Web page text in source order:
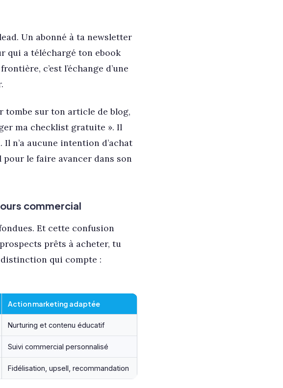
Un abonné à ta newsletter
qui a téléchargé ton ebook
c’est l’échange d’une
tombe sur ton article de blog,
ma checklist gratuite ». Il
n’a aucune intention d’achat
le faire avancer dans son
commercial
Et cette confusion
prêts à acheter, tu
qui compte :
Action marketing adaptée
Nurturing et contenu éducatif
Suivi commercial personnalisé
Fidélisation, upsell, recommandation